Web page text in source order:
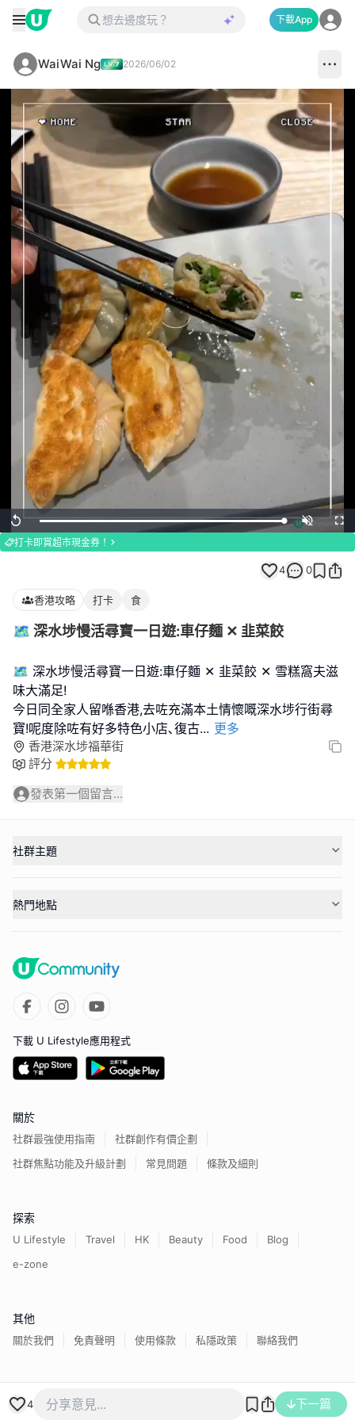
下載App
WaiWai Ng 2026/06/02
Replay Loaded:
100.00%
Unmute
打卡即賞超市現金券！
4 0
香港攻略 打卡 食
🗺️ 深水埗慢活尋寶一日遊:車仔麵 ✕ 韭菜餃
🗺️ 深水埗慢活尋寶一日遊:車仔麵 ✕ 韭菜餃 ✕ 雪糕窩夫滋
味大滿足!
今日同全家人留喺香港,去咗充滿本土情懷嘅深水埗行街尋
寶!呢度除咗有好多特色小店､復古... 更多
香港深水埗福華街
評分
發表第一個留言...
4 下一篇
社群主題
熱門地點
下載 U Lifestyle應用程式
關於
社群最強使用指南
社群創作有價企劃
社群焦點功能及升級計劃
常見問題 條款及細則
探索
U Lifestyle Travel HK Beauty Food
Blog
e-zone
其他
關於我們 免責聲明 使用條款 私隱政策 聯絡我們
香港經濟日報版權所有©